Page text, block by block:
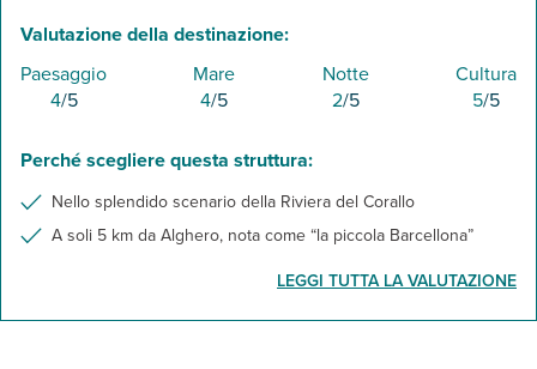
Valutazione della destinazione:
Paesaggio
4/5
Mare
4/5
Notte
2/5
Cultura
5/5
Perché scegliere questa struttura:
Nello splendido scenario della Riviera del Corallo
A soli 5 km da Alghero, nota come “la piccola Barcellona”
LEGGI TUTTA LA VALUTAZIONE